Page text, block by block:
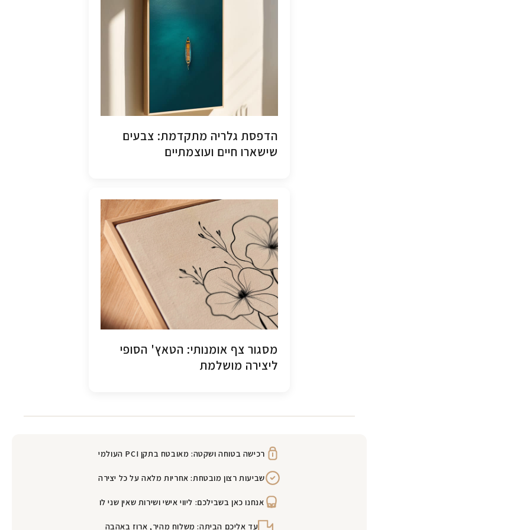
הדפסת גלריה מתקדמת: צבעים
שישארו חיים ועוצמתיים
מסגור צף אומנותי: הטאץ' הסופי
ליצירה מושלמת
רכישה בטוחה ושקטה: מאובטח בתקן PCI העולמי
שביעות רצון מובטחת: אחריות מלאה על כל יצירה
אנחנו כאן בשבילכם: ליווי אישי ושירות שאין שני לו
עד אליכם הביתה: משלוח מהיר, ארוז באהבה